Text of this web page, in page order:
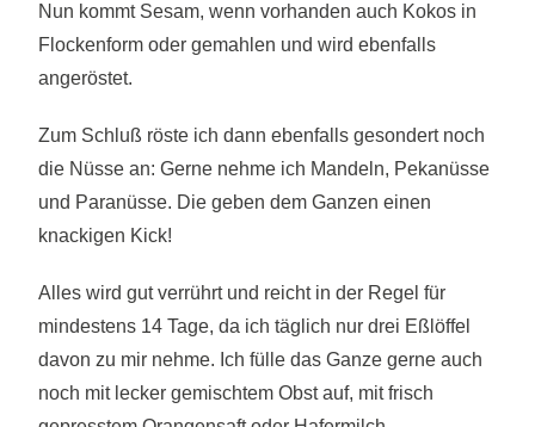
Nun kommt Sesam, wenn vorhanden auch Kokos in
Flockenform oder gemahlen und wird ebenfalls
angeröstet.
Zum Schluß röste ich dann ebenfalls gesondert noch
die Nüsse an: Gerne nehme ich Mandeln, Pekanüsse
und Paranüsse. Die geben dem Ganzen einen
knackigen Kick!
Alles wird gut verrührt und reicht in der Regel für
mindestens 14 Tage, da ich täglich nur drei Eßlöffel
davon zu mir nehme. Ich fülle das Ganze gerne auch
noch mit lecker gemischtem Obst auf, mit frisch